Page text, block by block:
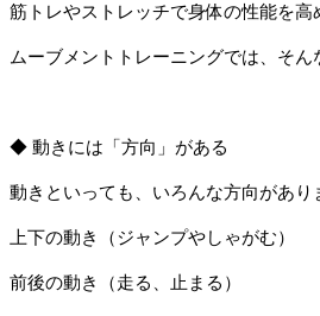
筋トレやストレッチで身体の性能を高
ムーブメントトレーニングでは、そん
◆ 動きには「方向」がある
動きといっても、いろんな方向があり
上下の動き（ジャンプやしゃがむ
前後の動き（走る、止まる